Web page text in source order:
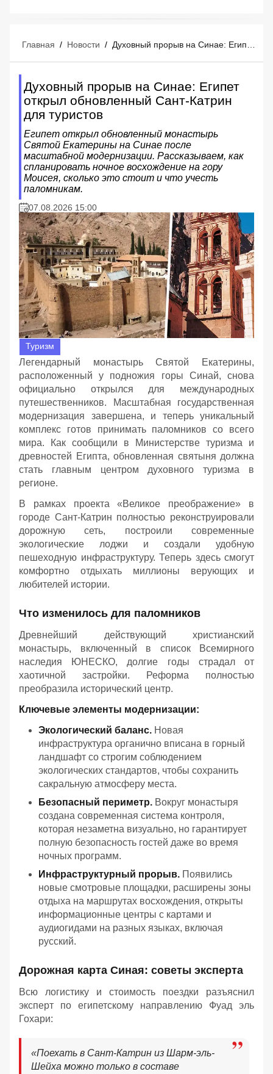
Главная / Новости /
Духовный прорыв на Синае: Египет
открыл обновленный Сант-Катрин
для туристов
Египет открыл обновленный монастырь
Святой Екатерины на Синае после
масштабной модернизации. Рассказываем, как
спланировать ночное восхождение на гору
Моисея, сколько это стоит и что учесть
паломникам.
07.08.2026 15:00
Туризм
Легендарный монастырь Святой Екатерины,
расположенный у подножия горы Синай, снова
официально открылся для международных
путешественников. Масштабная государственная
модернизация завершена, и теперь уникальный
комплекс готов принимать паломников со всего
мира. Как сообщили в Министерстве туризма и
древностей Египта, обновленная святыня должна
стать главным центром духовного туризма в
регионе.
В рамках проекта «Великое преображение» в
городе Сант-Катрин полностью реконструировали
дорожную сеть, построили современные
экологические лоджи и создали удобную
пешеходную инфраструктуру. Теперь здесь смогут
комфортно отдыхать миллионы верующих и
любителей истории.
Что изменилось для паломников
Древнейший действующий христианский
монастырь, включенный в список Всемирного
наследия ЮНЕСКО, долгие годы страдал от
хаотичной застройки. Реформа полностью
преобразила исторический центр.
Ключевые элементы модернизации:
Экологический баланс. Новая
инфраструктура органично вписана в горный
ландшафт со строгим соблюдением
экологических стандартов, чтобы сохранить
сакральную атмосферу места.
Безопасный периметр. Вокруг монастыря
создана современная система контроля,
которая незаметна визуально, но гарантирует
полную безопасность гостей даже во время
ночных программ.
Инфраструктурный прорыв. Появились
новые смотровые площадки, расширены зоны
отдыха на маршрутах восхождения, открыты
информационные центры с картами и
аудиогидами на разных языках, включая
русский.
Дорожная карта Синая: советы эксперта
Всю логистику и стоимость поездки разъяснил
эксперт по египетскому направлению Фуад эль
Гохари:
«Поехать в Сант-Катрин из Шарм-эль-
Шейха можно только в составе